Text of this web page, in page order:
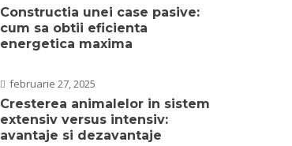
Constructia unei case pasive:
cum sa obtii eficienta
energetica maxima
februarie 27, 2025
Cresterea animalelor in sistem
extensiv versus intensiv:
avantaje si dezavantaje